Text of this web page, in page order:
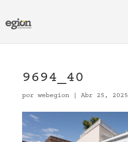
9694_40
por webegion| Abr 25, 2025